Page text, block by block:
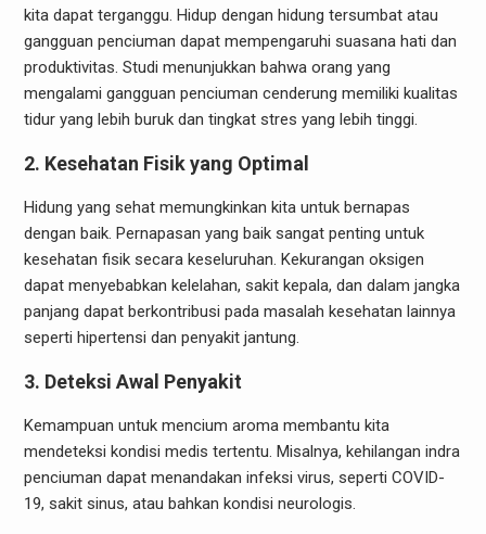
kita dapat terganggu. Hidup dengan hidung tersumbat atau
gangguan penciuman dapat mempengaruhi suasana hati dan
produktivitas. Studi menunjukkan bahwa orang yang
mengalami gangguan penciuman cenderung memiliki kualitas
tidur yang lebih buruk dan tingkat stres yang lebih tinggi.
2. Kesehatan Fisik yang Optimal
Hidung yang sehat memungkinkan kita untuk bernapas
dengan baik. Pernapasan yang baik sangat penting untuk
kesehatan fisik secara keseluruhan. Kekurangan oksigen
dapat menyebabkan kelelahan, sakit kepala, dan dalam jangka
panjang dapat berkontribusi pada masalah kesehatan lainnya
seperti hipertensi dan penyakit jantung.
3. Deteksi Awal Penyakit
Kemampuan untuk mencium aroma membantu kita
mendeteksi kondisi medis tertentu. Misalnya, kehilangan indra
penciuman dapat menandakan infeksi virus, seperti COVID-
19, sakit sinus, atau bahkan kondisi neurologis.